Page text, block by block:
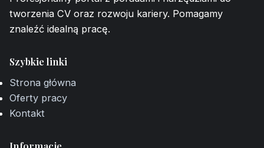
tworzenia CV oraz rozwoju kariery. Pomagamy
znaleźć idealną pracę.
Szybkie linki
Strona główna
Oferty pracy
Kontakt